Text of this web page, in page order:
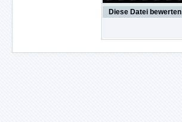
Diese Datei bewerten